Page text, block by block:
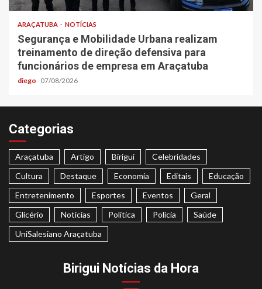
ARAÇATUBA NOTÍCIAS
Segurança e Mobilidade Urbana realizam
treinamento de direção defensiva para
funcionários de empresa em Araçatuba
diego 07/08/2026
Categorias
Araçatuba Artigo Birigui
Celebridades
Cultura
Destaque Economia Editais
Educação
Entretenimento
Esportes Eventos
Geral
Glicério
Notícias Politica Polícia
Saúde
UniSalesiano Araçatuba
Birigui Notícias da Hora